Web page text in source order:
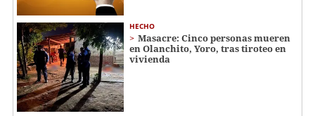
HECHO
Masacre: Cinco personas mueren
en Olanchito, Yoro, tras tiroteo en
vivienda